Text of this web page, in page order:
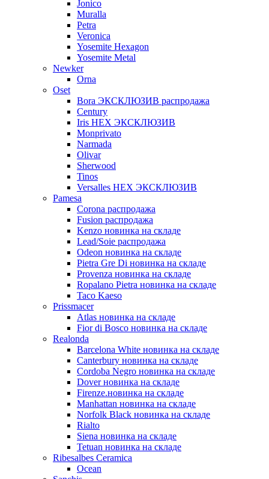
Jonico
Muralla
Petra
Veroniсa
Yosemite Hexagon
Yosemite Metal
Newker
Orna
Oset
Bora ЭКСКЛЮЗИВ распродажа
Century
Iris HEX ЭКСКЛЮЗИВ
Monprivato
Narmada
Olivar
Sherwood
Tinos
Versalles HEX ЭКСКЛЮЗИВ
Pamesa
Corona распродажа
Fusion распродажа
Kenzo новинка на складе
Lead/Soie распродажа
Odeon новинка на складе
Pietra Gre Di новинка на складе
Provenza новинка на складе
Ropalano Pietra новинка на складе
Taco Kaeso
Prissmacer
Atlas новинка на складе
Fior di Bosco новинка на складе
Realonda
Barсelona White новинка на складе
Canterbury новинка на складе
Cordoba Negro новинка на складе
Dover новинка на складе
Firenze.новинка на складе
Manhattan новинка на складе
Norfolk Black новинка на складе
Rialto
Siena новинка на складе
Tetuan новинка на складе
Ribesalbes Ceramica
Ocean